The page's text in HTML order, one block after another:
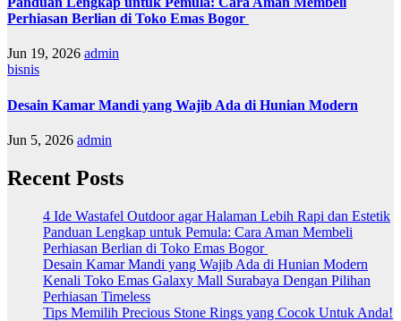
Perhiasan Berlian di Toko Emas Bogor
Jun 19, 2026 admin
bisnis
Desain Kamar Mandi yang Wajib Ada di Hunian Modern
Jun 5, 2026 admin
Recent Posts
4 Ide Wastafel Outdoor agar Halaman Lebih Rapi dan Estetik
Panduan Lengkap untuk Pemula: Cara Aman Membeli
Perhiasan Berlian di Toko Emas Bogor
Desain Kamar Mandi yang Wajib Ada di Hunian Modern
Kenali Toko Emas Galaxy Mall Surabaya Dengan Pilihan
Perhiasan Timeless
Tips Memilih Precious Stone Rings yang Cocok Untuk Anda!